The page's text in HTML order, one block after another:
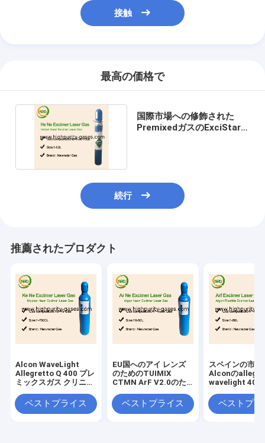
接触
最高の価格で
国際市場への修飾された
PremixedガスのExciStar
続行
推薦されたプロダクト
Alcon WaveLight
Allegretto Q 400 プレ
ミックスガス クリニッ
ベストプライス
EU国へのアイ レンズ
のためのTUIMIX
CTMN ArF V2.0のた
ガスベストプライス
スペインの市場
Alconの
wavelight
ベストプラ